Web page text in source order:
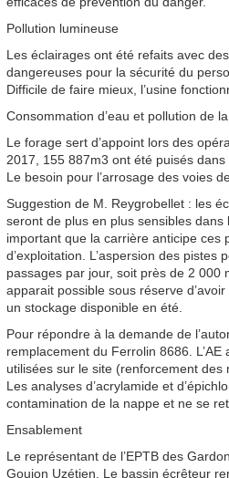
Pollution lumineuse
Les éclairages ont été refaits avec
dangereuses pour la sécurité du
Difficile de faire mieux, l’usine
Consommation d’eau et pollution de
Le forage sert d’appoint lors des
2017, 155 887m3 ont été puisés
Le besoin pour l’arrosage des voies
Suggestion de M. Reygrobellet : les
seront de plus en plus sensibles
important que la carrière anticipe ces
d’exploitation. L’aspersion des
passages par jour, soit près de 2 000
apparait possible sous réserve
un stockage disponible en été.
Pour répondre à la demande de
remplacement du Ferrolin 8686.
utilisées sur le site (renforcement des
Les analyses d’acrylamide et
contamination de la nappe et ne se
Ensablement
Le représentant de l’EPTB des
Goujon Uzétien. Le bassin écrêteur